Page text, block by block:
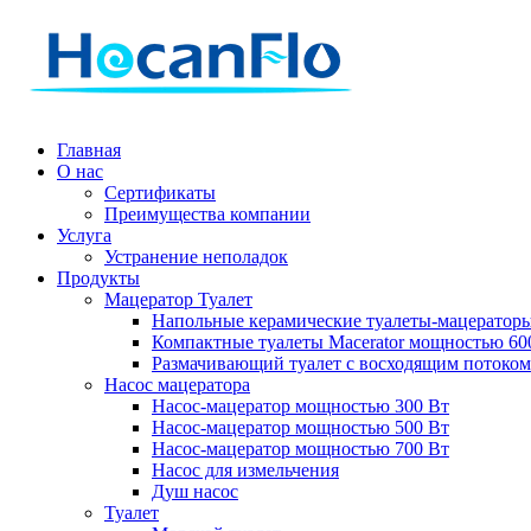
Главная
О нас
Сертификаты
Преимущества компании
Услуга
Устранение неполадок
Продукты
Мацератор Туалет
Напольные керамические туалеты-
Компактные туалеты Macerator мощностью
Размачивающий туалет с восходящим потоком
Насос мацератора
Насос-мацератор мощностью 300 Вт
Насос-мацератор мощностью 500 Вт
Насос-мацератор мощностью 700 Вт
Насос для измельчения
Душ насос
Туалет